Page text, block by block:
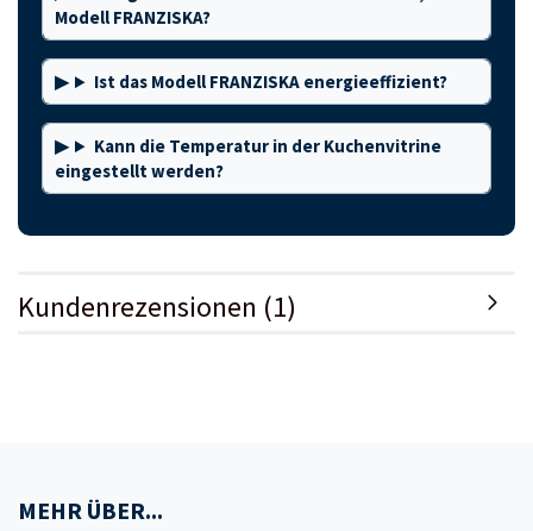
Modell FRANZISKA?
Ist das Modell FRANZISKA energieeffizient?
Kann die Temperatur in der Kuchenvitrine
eingestellt werden?
Kundenrezensionen (1)
MEHR ÜBER...